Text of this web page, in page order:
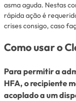
asma aguda. Nestas
rápida ação é
crises consigo, caso
Como usar o
Para permitir a
HFA, o recipiente
acoplado a um